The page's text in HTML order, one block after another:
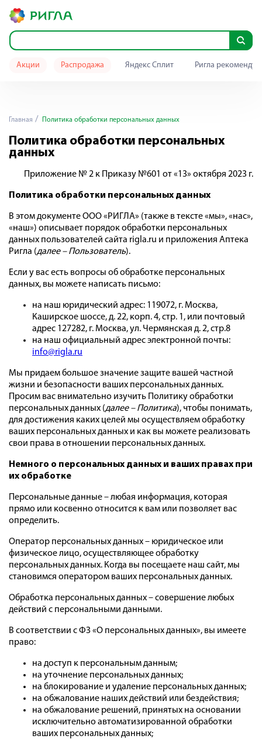
Акции Распродажа Яндекс Сплит Ригла
Главная Политика обработки персональных данных
Политика обработки персональных
данных
Приложение № 2 к Приказу №601 от «13» октября 2023 г.
Политика обработки персональных данных
В этом документе ООО «РИГЛА» (также в тексте «мы», «нас»,
«наш») описывает порядок обработки персональных
данных пользователей сайта rigla.ru и приложения Аптека
Ригла (далее – Пользователь).
Если у вас есть вопросы об обработке персональных
данных, вы можете написать письмо:
на наш юридический адрес: 119072, г. Москва,
Каширское шоссе, д. 22, корп. 4, стр. 1, или почтовый
адрес 127282, г. Москва, ул. Чермянская д. 2, стр.8
на наш официальный адрес электронной почты:
info@rigla.ru
Мы придаем большое значение защите вашей частной
жизни и безопасности ваших персональных данных.
Просим вас внимательно изучить Политику обработки
персональных данных (далее – Политика), чтобы понимать,
для достижения каких целей мы осуществляем обработку
ваших персональных данных и как вы можете реализовать
свои права в отношении персональных данных.
Немного о персональных данных и ваших правах при
их обработке
Персональные данные – любая информация, которая
прямо или косвенно относится к вам или позволяет вас
определить.
Оператор персональных данных – юридическое или
физическое лицо, осуществляющее обработку
персональных данных. Когда вы посещаете наш сайт, мы
становимся оператором ваших персональных данных.
Обработка персональных данных – совершение любых
действий с персональными данными.
В соответствии с ФЗ «О персональных данных», вы имеете
право:
на доступ к персональным данным;
на уточнение персональных данных;
на блокирование и удаление персональных данных;
на обжалование наших действий или бездействия;
на обжалование решений, принятых на основании
исключительно автоматизированной обработки
ваших персональных данных;